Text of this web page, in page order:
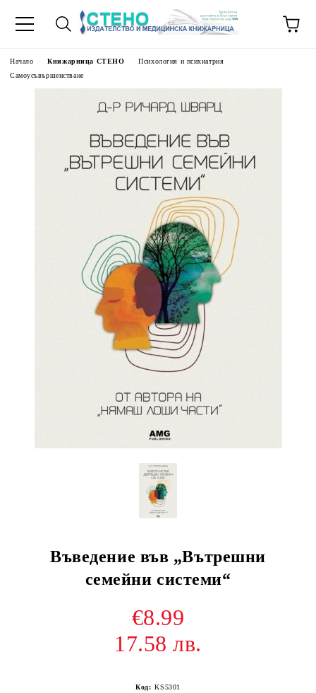
Начало Книжарница СТЕНО
Психология и психиатрия
Самоусъвършенстване
Въведение във „Вътрешни
семейни системи“
€8.99
17.58 лв.
Код: KS5301